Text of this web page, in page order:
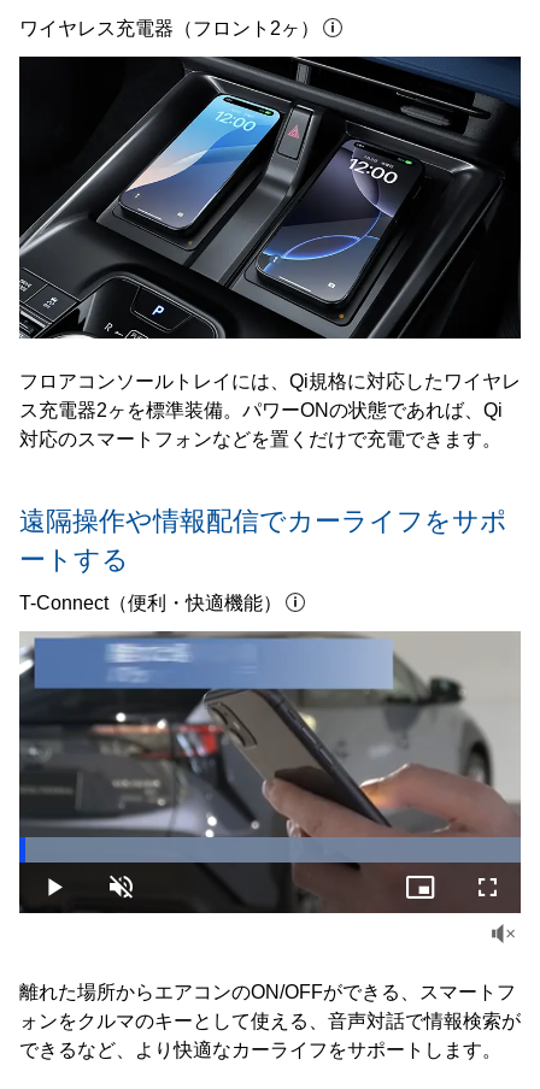
ワイヤレス充電器（フロント2ヶ）
フロアコンソールトレイには、Qi規格に対応したワイヤレ
ス充電器2ヶを標準装備。パワーONの状態であれば、Qi
対応のスマートフォンなどを置くだけで充電できます。
遠隔操作や情報配信でカーライフをサポ
ートする
T-Connect（便利・快適機能）
離れた場所からエアコンのON/OFFができる、スマートフ
ォンをクルマのキーとして使える、音声対話で情報検索が
できるなど、より快適なカーライフをサポートします。
Play Unmute
100.00%
Picture-
in-